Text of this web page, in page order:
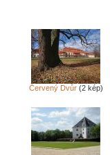
Červený Dvůr(2 kép)